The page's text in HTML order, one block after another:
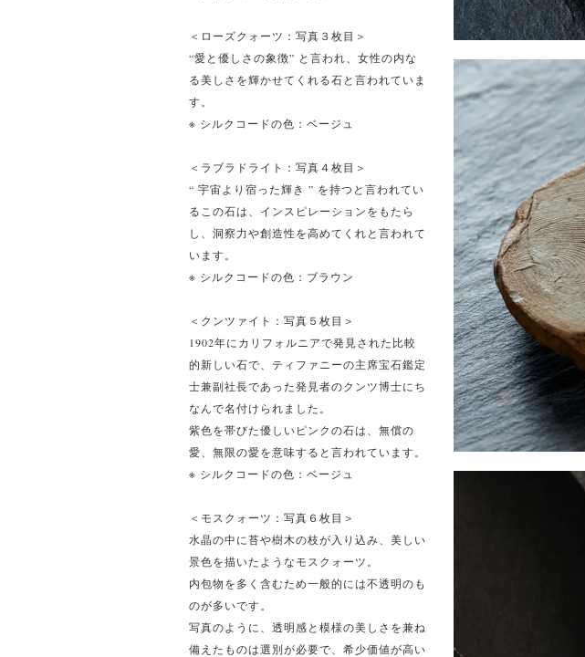
＜ローズクォーツ：写真３枚目＞
“愛と優しさの象徴” と言われ、女性の内な
る美しさを輝かせてくれる石と言われていま
す。
※ シルクコードの色：ベージュ
＜ラブラドライト：写真４枚目＞
“ 宇宙より宿った輝き ” を持つと言われてい
るこの石は、インスピレーションをもたら
し、洞察力や創造性を高めてくれと言われて
います。
※ シルクコードの色：ブラウン
＜クンツァイト：写真５枚目＞
1902年にカリフォルニアで発見された比較
的新しい石で、ティファニーの主席宝石鑑定
士兼副社長であった発見者のクンツ博士にち
なんで名付けられました。
紫色を帯びた優しいピンクの石は、無償の
愛、無限の愛を意味すると言われています。
※ シルクコードの色：ベージュ
＜モスクォーツ：写真６枚目＞
水晶の中に苔や樹木の枝が入り込み、美しい
景色を描いたようなモスクォーツ。
内包物を多く含むため一般的には不透明のも
のが多いです。
写真のように、透明感と模様の美しさを兼ね
備えたものは選別が必要で、希少価値が高い